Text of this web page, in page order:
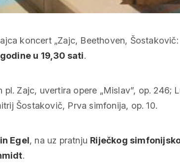
koncert „Zajc, Beethoven,
u 19,30 sati.
pl. Zajc, uvertira opere „Mislav”, op. 246;
Šostakovič, Prva simfonija, op. 10.
Egel, na uz pratnju Riječkog
.